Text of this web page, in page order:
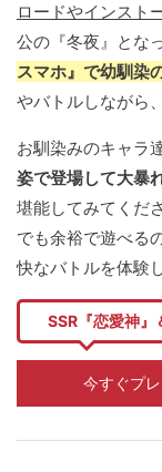
ロードやインスト
公の『冬夜』とな
スマホ』で幼馴染
やバトルしながら
お馴染みのキャラ達
姿で登場して大暴
堪能してみてくだ
でも余裕で遊べる
快なバトルを体験
SSR『恋愛神』
今すぐプ